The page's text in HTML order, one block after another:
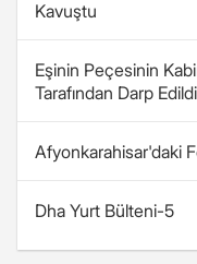
Kavuştu
Eşinin Peçesinin
Tarafından Darp Edildi
Afyonkarahisar'daki
Dha Yurt Bülteni-5